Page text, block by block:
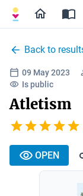
Back to
09 May 2023
Is public
Atletism
OPEN